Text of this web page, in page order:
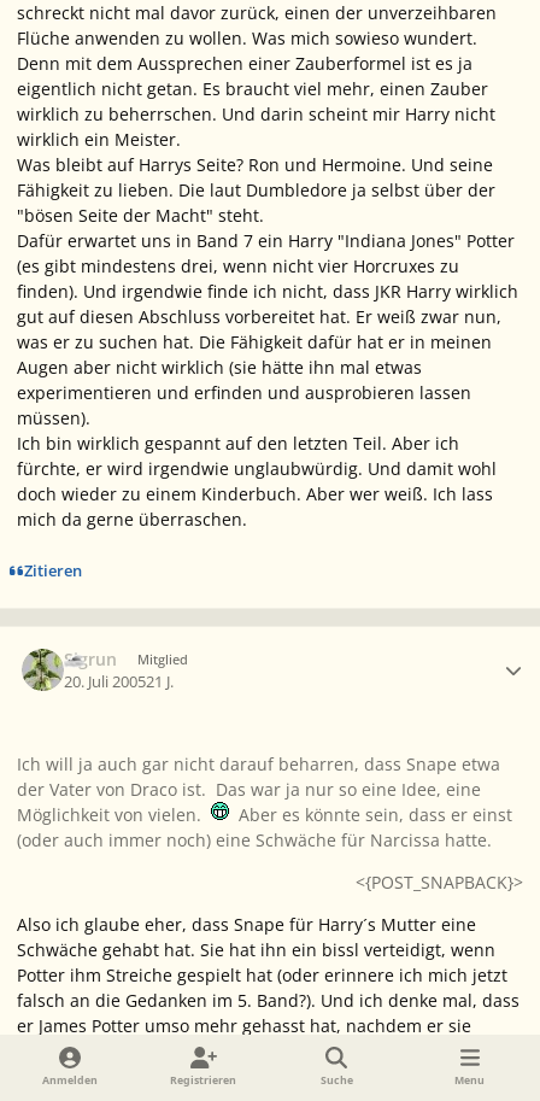
schreckt nicht mal davor zurück, einen der unverzeihbaren
Flüche anwenden zu wollen. Was mich sowieso wundert.
Denn mit dem Aussprechen einer Zauberformel ist es ja
eigentlich nicht getan. Es braucht viel mehr, einen Zauber
wirklich zu beherrschen. Und darin scheint mir Harry nicht
wirklich ein Meister.
Was bleibt auf Harrys Seite? Ron und Hermoine. Und seine
Fähigkeit zu lieben. Die laut Dumbledore ja selbst über der
"bösen Seite der Macht" steht.
Dafür erwartet uns in Band 7 ein Harry "Indiana Jones" Potter
(es gibt mindestens drei, wenn nicht vier Horcruxes zu
finden). Und irgendwie finde ich nicht, dass JKR Harry wirklich
gut auf diesen Abschluss vorbereitet hat. Er weiß zwar nun,
was er zu suchen hat. Die Fähigkeit dafür hat er in meinen
Augen aber nicht wirklich (sie hätte ihn mal etwas
experimentieren und erfinden und ausprobieren lassen
müssen).
Ich bin wirklich gespannt auf den letzten Teil. Aber ich
fürchte, er wird irgendwie unglaubwürdig. Und damit wohl
doch wieder zu einem Kinderbuch. Aber wer weiß. Ich lass
mich da gerne überraschen.
Zitieren
Sigrun Mitglied
20. Juli 200521 J.
Ich will ja auch gar nicht darauf beharren, dass Snape etwa
der Vater von Draco ist. Das war ja nur so eine Idee, eine
Möglichkeit von vielen.
Aber es könnte sein, dass er einst
(oder auch immer noch) eine Schwäche für Narcissa hatte.
<{POST_SNAPBACK}>
Also ich glaube eher, dass Snape für Harry´s Mutter eine
Schwäche gehabt hat. Sie hat ihn ein bissl verteidigt, wenn
Potter ihm Streiche gespielt hat (oder erinnere ich mich jetzt
falsch an die Gedanken im 5. Band?). Und ich denke mal, dass
er James Potter umso mehr gehasst hat, nachdem er sie
geheiratet hat. Und jetzt hasst er Harry, weil er nicht sein
Kind, sondern das Kind von James ist. Hmmm, ich lieeebe
Anmelden Registrieren Suche Menu